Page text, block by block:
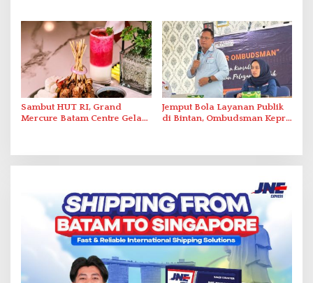
Abdul Jamal
Sambut HUT RI, Grand
Mercure Batam Centre Gelar
Jemput Bola Layanan Publik
di Bintan, Ombudsman Kepri